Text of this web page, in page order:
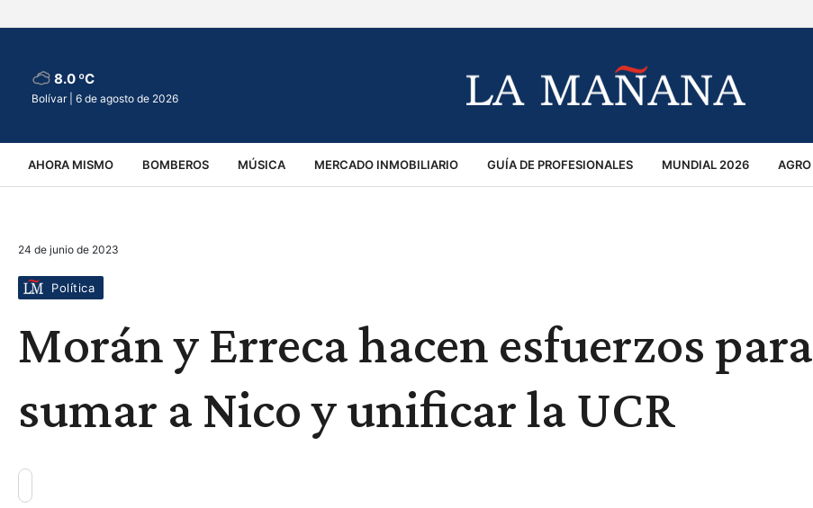
8.0 ºC
Bolívar | 6 de agosto de 2026
AHORA MISMO BOMBEROS MÚSICA MERCADO INMOBILIARIO GUÍA DE PROFESIONALES MUNDIAL 2026 AGRO
VIRALES ACCIDENTES
24 de junio de 2023
Política
Morán y Erreca hacen esfuerzos para
sumar a Nico y unificar la UCR